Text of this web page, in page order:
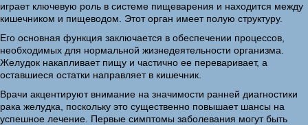
играет ключевую роль в системе пищеварения и находится между
кишечником и пищеводом. Этот орган имеет полую структуру.
Его основная функция заключается в обеспечении процессов,
необходимых для нормальной жизнедеятельности организма.
Желудок накапливает пищу и частично ее переваривает, а
оставшиеся остатки направляет в кишечник.
Врачи акцентируют внимание на значимости ранней диагностики
рака желудка, поскольку это существенно повышает шансы на
успешное лечение. Первые симптомы заболевания могут быть